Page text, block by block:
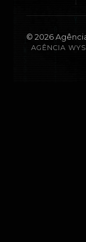
© 2026
AGÊNCIA